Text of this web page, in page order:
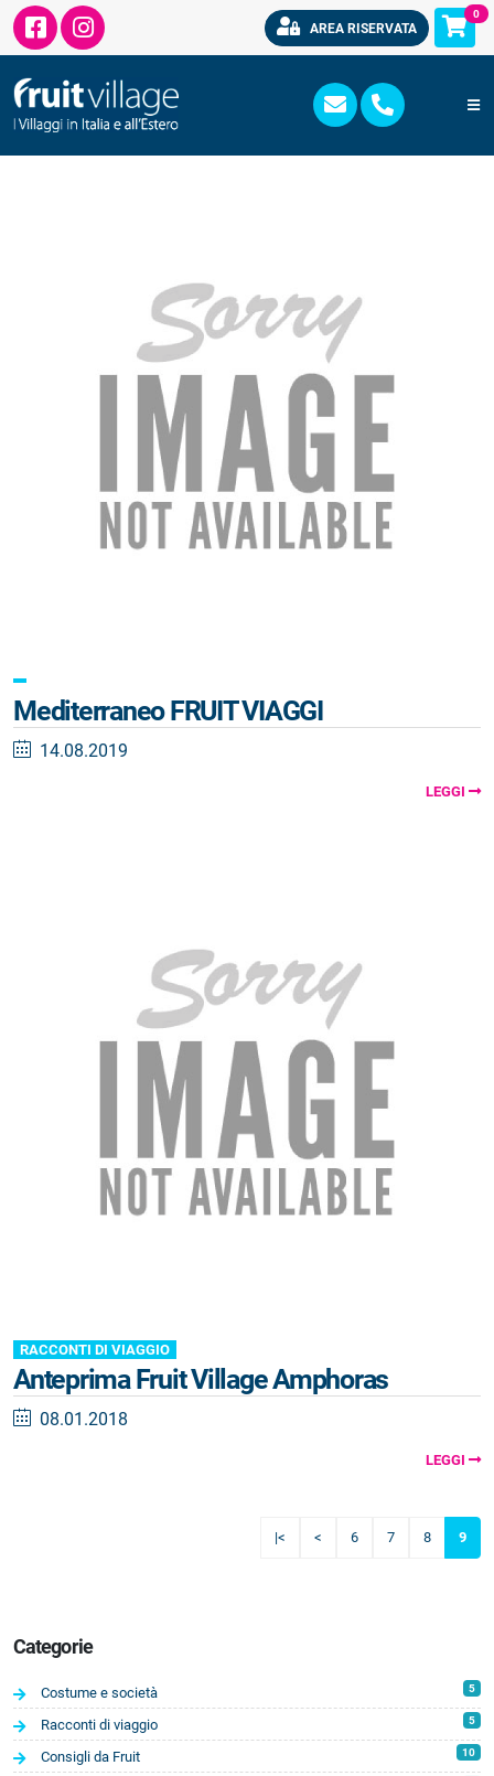
AREA RISERVATA
0
Mediterraneo FRUIT VIAGGI
14.08.2019
LEGGI
RACCONTI DI VIAGGIO
Anteprima Fruit Village Amphoras
08.01.2018
LEGGI
|< < 6 7 8 9
Categorie
Costume e società 5
Racconti di viaggio 5
Consigli da Fruit 10